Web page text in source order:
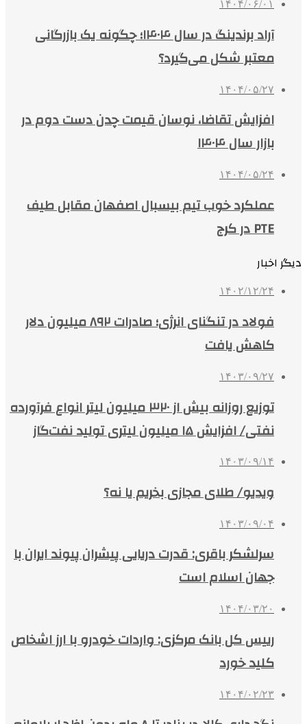
۱۴۰۴/۰۶/۰۱
آراد برندینگ در سال ۱۴۰۴؛ چگونه یک بازرگانی
معتبر شکل می‌گیرد؟
۱۴۰۴/۰۵/۲۷
افزایش تقاضا، نوسان قیمت چدن دست دوم در
بازار سال ۱۴۰۴
۱۴۰۴/۰۵/۲۴
عملکرد خوب تیم بیسبال اصفهان مقابل طیف
PTE در کرج
دیگر اخبار
۱۴۰۲/۱۲/۲۴
فولاد در تنگنای انرژی؛ صادرات ۸۹۲ میلیون دلار
کاهش یافت
۱۴۰۳/۰۹/۲۷
توزیع روزانه بیش از ۳۲۰ میلیون لیتر انواع فرآورده
نفتی/ افزایش ۱۵ میلیون لیتری تولید نفت‌گاز
۱۴۰۳/۰۹/۱۴
ویدیو/ طلای مجازی بخریم یا نه؟
۱۴۰۳/۰۹/۰۴
سرلشکر باقری: قدرت دریایی پیشران پیوند ایران با
جهان اسلام است
۱۴۰۴/۰۳/۲۰
رییس کل بانک مرکزی: واردات خودرو با ارز اشخاص
کلید خورد
۱۴۰۴/۰۲/۲۳